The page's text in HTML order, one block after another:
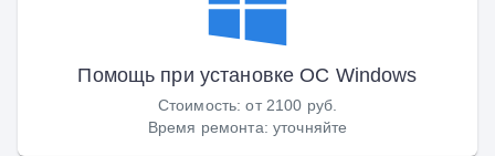
Помощь при установке ОС Windows
Стоимость:от 2100 руб.
Время ремонта: уточняйте